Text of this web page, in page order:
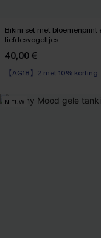
Bikini set met bloemenprint
liefdesvogeltjes
40,00 €
【AG18】2 met 10% korting
High Waist
NIEUW